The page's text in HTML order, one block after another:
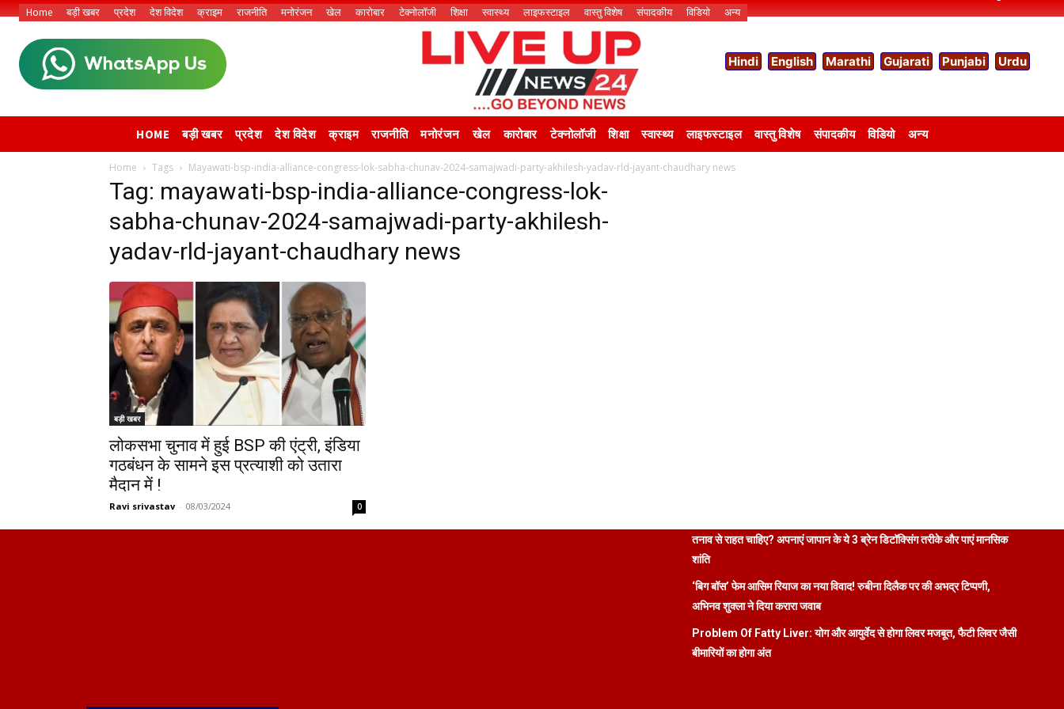
Home बड़ी खबर प्रदेश देश विदेश क्राइम राजनीति मनोरंजन खेल कारोबार टेक्नोलॉजी शिक्षा स्वास्थ्य लाइफस्टाइल वास्तु विशेष संपादकीय विडियो अन्य
Hindi English Marathi Gujarati Punjabi Urdu
HOME बड़ी खबर प्रदेश देश विदेश क्राइम राजनीति मनोरंजन खेल कारोबार टेक्नोलॉजी शिक्षा स्वास्थ्य लाइफस्टाइल वास्तु विशेष संपादकीय विडियो अन्य
Home Tags Mayawati-bsp-india-alliance-congress-lok-sabha-chunav-2024-samajwadi-party-akhilesh-yadav-rld-jayant-chaudhary news
Tag: mayawati-bsp-india-alliance-congress-lok-
sabha-chunav-2024-samajwadi-party-akhilesh-
yadav-rld-jayant-chaudhary news
बड़ी खबर
लोकसभा चुनाव में हुई BSP की एंट्री, इंडिया
गठबंधन के सामने इस प्रत्याशी को उतारा
मैदान में !
Ravi srivastav - 08/03/2024 0
तनाव से राहत चाहिए? अपनाएं जापान के ये 3 ब्रेन डिटॉक्सिंग तरीके और पाएं मानसिक
शांति
‘बिग बॉस’ फेम आसिम रियाज का नया विवाद! रुबीना दिलैक पर की अभद्र टिप्पणी,
अभिनव शुक्ला ने दिया करारा जवाब
Problem Of Fatty Liver: योग और आयुर्वेद से होगा लिवर मजबूत, फैटी लिवर जैसी
बीमारियों का होगा अंत